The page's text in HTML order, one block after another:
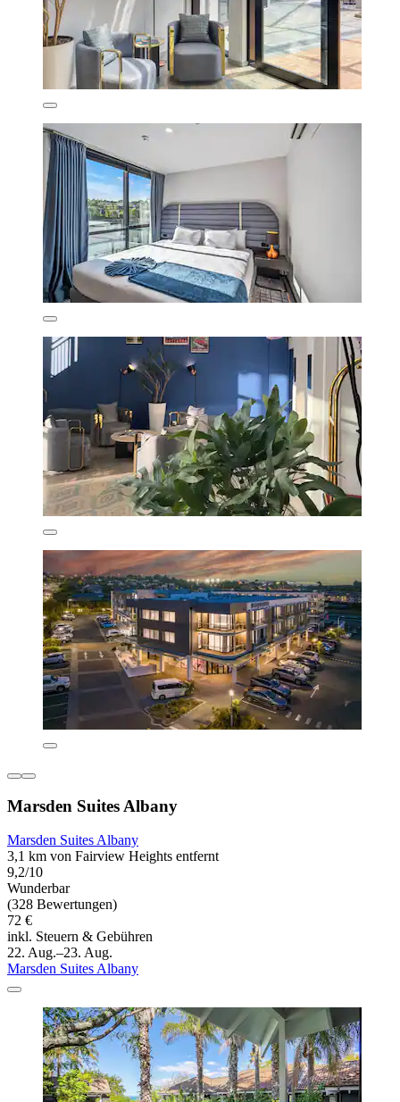
Marsden Suites Albany
Marsden Suites Albany
3,1 km von Fairview Heights entfernt
9,2/10
Wunderbar
(328 Bewertungen)
72 €
inkl. Steuern & Gebühren
22. Aug.–23. Aug.
Marsden Suites Albany